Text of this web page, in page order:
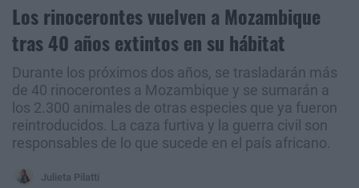
Los rinocerontes vuelven a Mozambique
tras 40 años extintos en su hábitat
Durante los próximos dos años, se trasladarán más
de 40 rinocerontes a Mozambique y se sumarán a
los 2.300 animales de otras especies que ya fueron
reintroducidos. La caza furtiva y la guerra civil son
responsables de lo que sucede en el país africano.
Julieta Pilatti